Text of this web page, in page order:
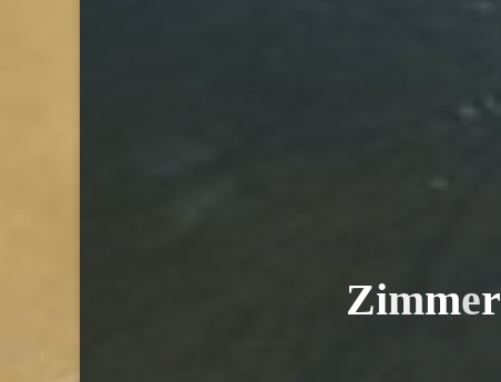
Zimmer